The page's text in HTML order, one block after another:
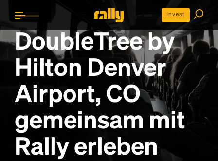
Invest
DoubleTree by
Hilton Denver
Airport, CO
gemeinsam mit
Rally erleben